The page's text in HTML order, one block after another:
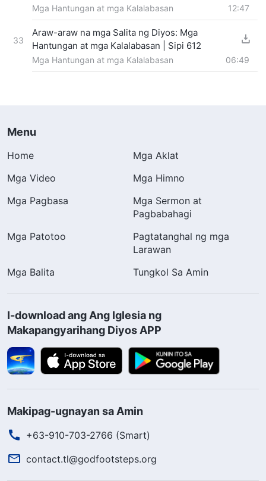
Mga Hantungan at mga Kalalabasan 12:47
33
Araw-araw na mga Salita ng Diyos: Mga
Hantungan at mga Kalalabasan | Sipi 612
Mga Hantungan at mga Kalalabasan 06:49
Menu
Home
Mga Aklat
Mga Video
Mga Himno
Mga Pagbasa
Mga Sermon at
Pagbabahagi
Mga Patotoo
Pagtatanghal ng mga
Larawan
Mga Balita
Tungkol Sa Amin
I-download ang Ang Iglesia ng
Makapangyarihang Diyos APP
Makipag-ugnayan sa Amin
+63-910-703-2766 (Smart)
contact.tl@godfootsteps.org